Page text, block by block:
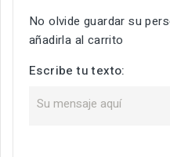
No olvide guardar su
añadirla al carrito
Escribe tu texto: